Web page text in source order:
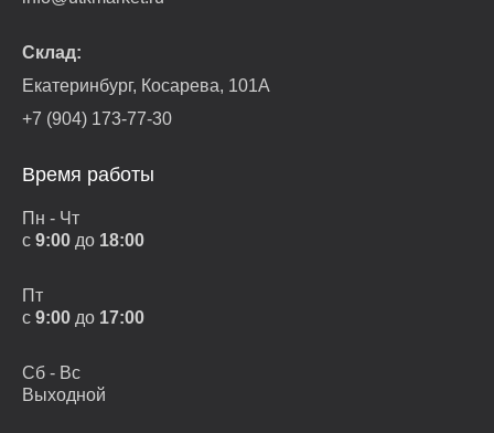
Склад:
Екатеринбург, Косарева, 101А
+7 (904) 173-77-30
Время работы
Пн - Чт
с 9:00 до 18:00
Пт
с 9:00 до 17:00
Сб - Вс
Выходной